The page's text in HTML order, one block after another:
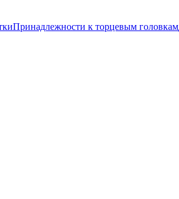
Принадлежности к торцевым головкам